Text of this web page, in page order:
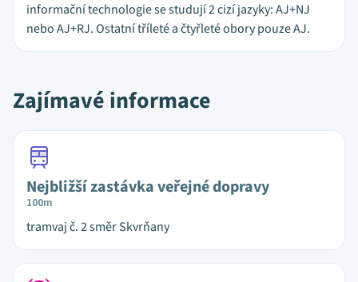
informační technologie se studují 2 cizí jazyky: AJ+NJ
nebo AJ+RJ. Ostatní tříleté a čtyřleté obory pouze AJ.
Zajímavé informace
Nejbližší zastávka veřejné dopravy
100m
tramvaj č. 2 směr Skvrňany